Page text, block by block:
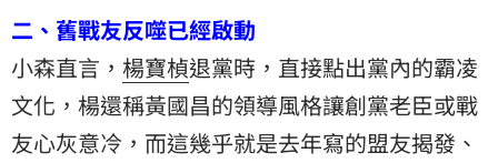
二、舊戰友反噬已經啟動
小森直言， 楊寶楨退黨時，直接點出黨內的霸凌
文化，楊還稱黃國昌的領導風格讓創黨老臣或戰
友心灰意冷，而這幾乎就是去年寫的盟友揭發、